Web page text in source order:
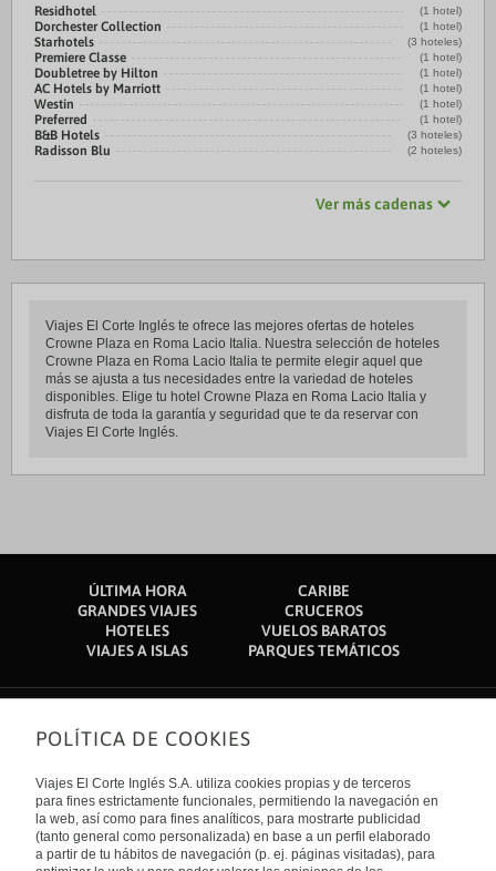
Residhotel (1 hotel)
Dorchester Collection (1 hotel)
Starhotels (3 hoteles)
Premiere Classe (1 hotel)
Doubletree by Hilton (1 hotel)
AC Hotels by Marriott (1 hotel)
Westin (1 hotel)
Preferred (1 hotel)
B&B Hotels (3 hoteles)
Radisson Blu (2 hoteles)
Ver más cadenas
Viajes El Corte Inglés te ofrece las mejores ofertas de hoteles
Crowne Plaza en Roma Lacio Italia. Nuestra selección de hoteles
Crowne Plaza en Roma Lacio Italia te permite elegir aquel que
más se ajusta a tus necesidades entre la variedad de hoteles
disponibles. Elige tu hotel Crowne Plaza en Roma Lacio Italia y
disfruta de toda la garantía y seguridad que te da reservar con
Viajes El Corte Inglés.
ÚLTIMA HORA
CARIBE
GRANDES VIAJES
CRUCEROS
HOTELES
VUELOS BARATOS
VIAJES A ISLAS
PARQUES TEMÁTICOS
Sobre nosotros
Quiénes somos
Financiación
Sostenibilidad
Turismo accesible
Tarjeta El Corte Inglés
Trabaja con nosotros
Enlaces de interés
Guías de viaje
Catálogos
Internacional
POLÍTICA DE COOKIES
Viajes El Corte Inglés S.A. utiliza cookies propias y de terceros
para fines estrictamente funcionales, permitiendo la navegación en
la web, así como para fines analíticos, para mostrarte publicidad
(tanto general como personalizada) en base a un perfil elaborado
a partir de tu hábitos de navegación (p. ej. páginas visitadas), para